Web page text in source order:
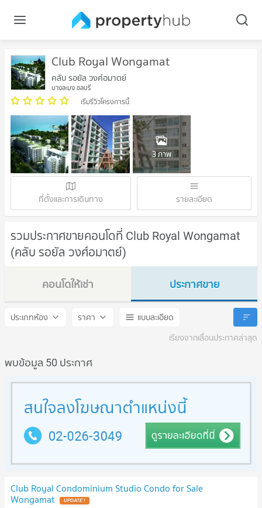
Club Royal Wongamat
คลับ รอยัล วงศ์อมาตย์
บางละมุง ชลบุรี
เริ่มรีวิวโครงการนี้
3 ภาพ
ที่ตั้งและการเดินทาง รายละเอียด
รวมประกาศขายคอนโดที่ Club Royal Wongamat
(คลับ รอยัล วงศ์อมาตย์)
คอนโดให้เช่า
Club Royal Wongamat
ประกาศขาย
Club Royal Wongamat
ประเภทห้อง ราคา
แบบละเอียด
เรียงจากเลื่อนประกาศล่าสุด
พบข้อมูล 50 ประกาศ
Club Royal Condominium Studio Condo for Sale
Wongamat